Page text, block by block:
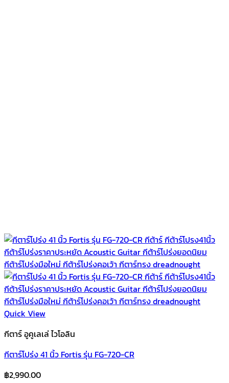
Quick View
กีตาร์ อูคูเลเล่ ไวโอลิน
กีตาร์โปร่ง 41 นิ้ว Fortis รุ่น FG-720-CR
฿2,990.00